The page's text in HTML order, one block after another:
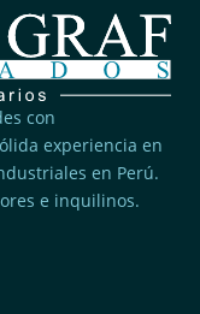
con
experiencia en
en Perú.
e inquilinos.